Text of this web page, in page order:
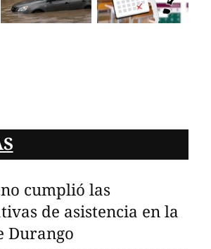
cumplió las
de asistencia en la
Durango